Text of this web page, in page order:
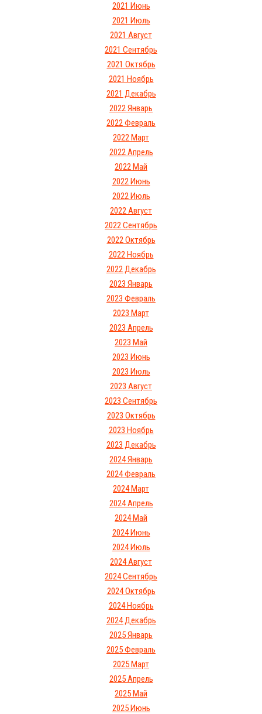
2021 Июнь
2021 Июль
2021 Август
2021 Сентябрь
2021 Октябрь
2021 Ноябрь
2021 Декабрь
2022 Январь
2022 Февраль
2022 Март
2022 Апрель
2022 Май
2022 Июнь
2022 Июль
2022 Август
2022 Сентябрь
2022 Октябрь
2022 Ноябрь
2022 Декабрь
2023 Январь
2023 Февраль
2023 Март
2023 Апрель
2023 Май
2023 Июнь
2023 Июль
2023 Август
2023 Сентябрь
2023 Октябрь
2023 Ноябрь
2023 Декабрь
2024 Январь
2024 Февраль
2024 Март
2024 Апрель
2024 Май
2024 Июнь
2024 Июль
2024 Август
2024 Сентябрь
2024 Октябрь
2024 Ноябрь
2024 Декабрь
2025 Январь
2025 Февраль
2025 Март
2025 Апрель
2025 Май
2025 Июнь